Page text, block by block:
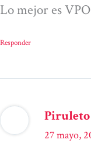
Lo mejor es
Responder
Piruleto
27 mayo,